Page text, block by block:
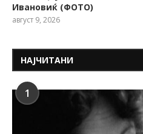
Ивановиќ (ФОТО)
август 9, 2026
НАЈЧИТАНИ
1